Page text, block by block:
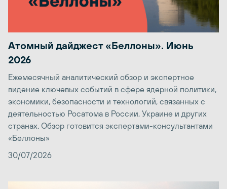
Атомный дайджест «Беллоны». Июнь
2026
Ежемесячный аналитический обзор и экспертное
видение ключевых событий в сфере ядерной политики,
экономики, безопасности и технологий, связанных с
деятельностью Росатома в России, Украине и других
странах. Обзор готовится экспертами-консультантами
«Беллоны»
30/07/2026